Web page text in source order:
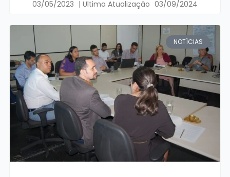
03/05/2023 03/09/2024
NOTÍCIAS